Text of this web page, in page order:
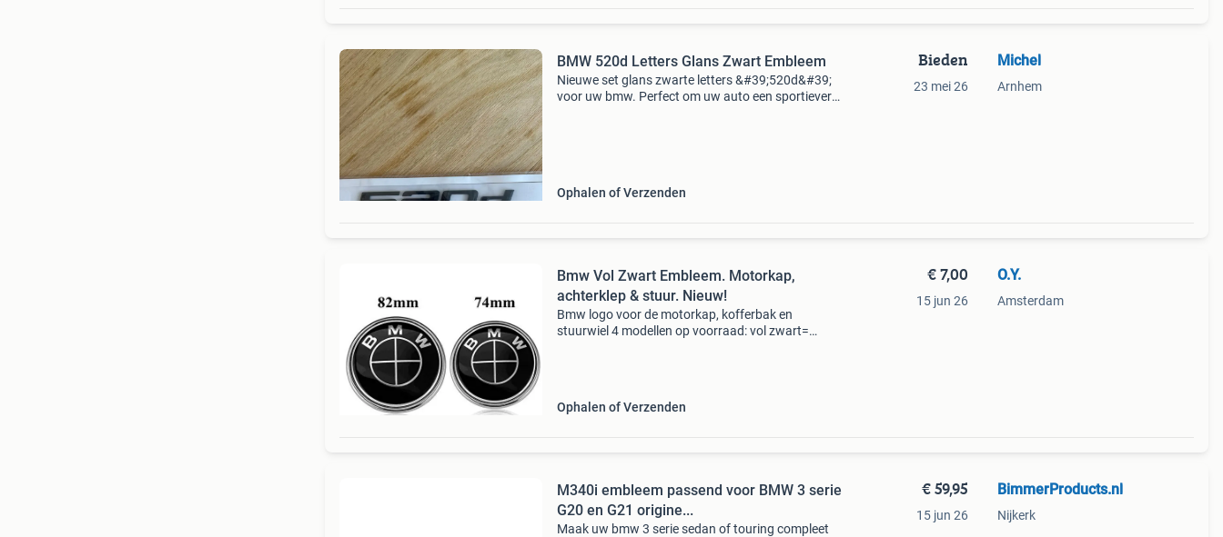
BMW 520d Letters Glans Zwart Embleem
Nieuwe set glans zwarte letters &#39;520d&#39;
voor uw bmw. Perfect om uw auto een sportievere
Ophalen of Verzenden
Bieden
23 mei 26
Michel
Arnhem
Bmw Vol Zwart Embleem. Motorkap,
achterklep & stuur. Nieuw!
Bmw logo voor de motorkap, kofferbak en
stuurwiel 4 modellen op voorraad: vol zwart=
Ophalen of Verzenden
€ 7,00
15 jun 26
O.Y.
Amsterdam
M340i embleem passend voor BMW 3 serie
G20 en G21 origine...
Maak uw bmw 3 serie sedan of touring compleet
€ 59,95
15 jun 26
BimmerProducts.nl
Nijkerk